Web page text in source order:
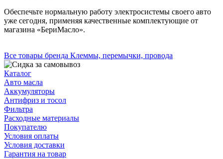
Обеспечьте нормальную работу электросистемы своего авто
уже сегодня, применяя качественные комплектующие от
магазина «БериМасло».
Все товары бренда Клеммы, перемычки, провода
Каталог
Авто масла
Аккумуляторы
Антифриз и тосол
Фильтра
Расходные материалы
Покупателю
Условия оплаты
Условия доставки
Гарантия на товар